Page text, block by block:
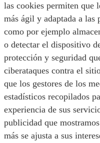
las cookies permiten que
más ágil y adaptada a las
como por ejemplo
o detectar el dispositivo
protección y seguridad
ciberataques contra el
que los gestores de los
estadísticos recopilados
experiencia de sus
publicidad que
más se ajusta a sus